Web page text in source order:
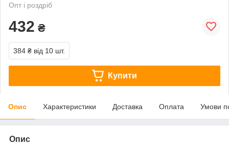
Опт і роздріб
432 ₴
384 ₴ від 10 шт.
Купити
Опис Характеристики Доставка Оплата Умови
Опис